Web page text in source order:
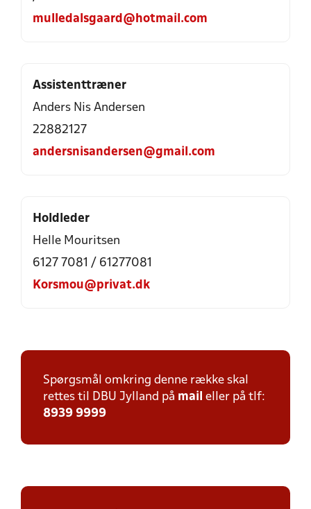
mulledalsgaard@hotmail.com
Assistenttræner
Anders Nis Andersen
22882127
andersnisandersen@gmail.com
Holdleder
Helle Mouritsen
6127 7081 / 61277081
Korsmou@privat.dk
Spørgsmål omkring denne række skal
rettes til DBU Jylland på mail eller på tlf:
8939 9999